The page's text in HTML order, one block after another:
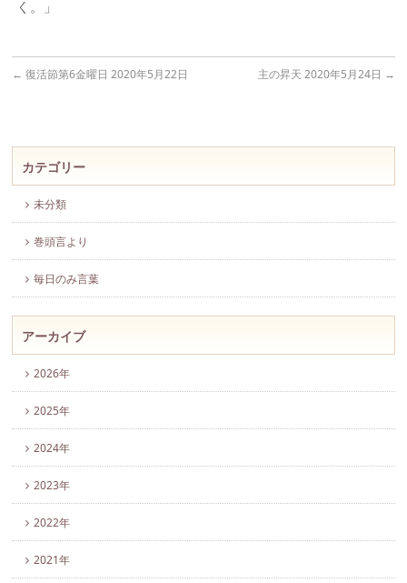
く。」
← 復活節第6金曜日 2020年5月22日 主の昇天 2020年5月24日 →
カテゴリー
未分類
巻頭言より
毎日のみ言葉
アーカイブ
2026年
2025年
2024年
2023年
2022年
2021年